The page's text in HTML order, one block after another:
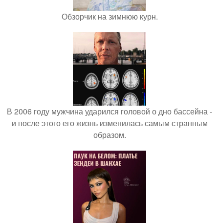
Обзорчик на зимнюю курн.
В 2006 году мужчина ударился головой о дно бассейна -
и после этого его жизнь изменилась самым странным
образом.